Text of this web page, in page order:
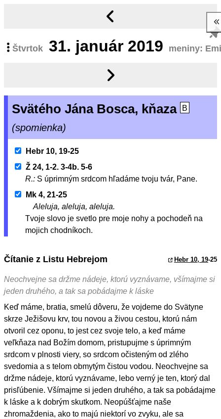
Štvrtok 31. január 2019 meniny:
Svätého Jána Bosca, kňaza B
(spomienka)
Hebr 10, 19-25
Ž 24, 1-2. 3-4b. 5-6
R.: S úprimným srdcom hľadáme tvoju tvár, Pane.
Mk 4, 21-25
Aleluja, aleluja, aleluja.
Tvoje slovo je svetlo pre moje nohy a pochodeň na
mojich chodníkoch.
Čítanie z Listu Hebrejom Hebr 10, 19-25
Neochvejne sa držme nádeje, ktorú vyznávame, všímajme si
jeden druhého, a tak sa pobádajme k láske
Keď máme, bratia, smelú dôveru, že vojdeme do Svätyne
skrze Ježišovu krv, tou novou a živou cestou, ktorú nám
otvoril cez oponu, to jest cez svoje telo, a keď máme
veľkňaza nad Božím domom, pristupujme s úprimným
srdcom v plnosti viery, so srdcom očisteným od zlého
svedomia a s telom obmytým čistou vodou. Neochvejne sa
držme nádeje, ktorú vyznávame, lebo verný je ten, ktorý dal
prisľúbenie. Všímajme si jeden druhého, a tak sa pobádajme
k láske a k dobrým skutkom. Neopúšťajme naše
zhromaždenia, ako to majú niektorí vo zvyku, ale sa